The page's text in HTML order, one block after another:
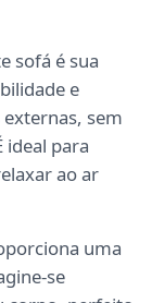
sofá é sua
e
sem
ideal para
ao ar
uma
se